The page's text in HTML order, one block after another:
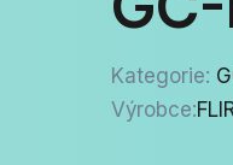
Kategorie:
Výrobce: